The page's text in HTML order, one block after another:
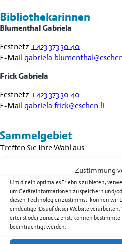
Zustimmung
Um dir ein optimales Erlebnis zu bieten,
um Geräteinformationen zu speichern und/
diesen Technologien zustimmst, können wir
eindeutige IDs auf dieser Website
erteilst oder zurückziehst, können
beeinträchtigt werden.
Bibliothekarinnen
Blumenthal Gabriela
Festnetz +423 373 30 40
E-Mail
Frick Gabriela
Festnetz +423 373 30 40
E-Mail gabriela.frick@eschen.li
Sammelgebiet
Treffen Sie Ihre Wahl aus
Literatur und Sachbücher für
Erwachsene
DVDs
Diverse Zeitschriften, auch in
Literatur über die Gemeinde
Liechtenstein